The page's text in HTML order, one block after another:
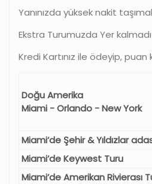
Yanınızda yüksek nakit
Ekstra Turumuzda Yer
Kredi Kartınız ile ödeyip,
Doğu Amerika
Miami - Orlando - New York
Miami’de Şehir & Yıldızlar
Miami’de Keywest Turu
Miami’de Amerikan Rivierası